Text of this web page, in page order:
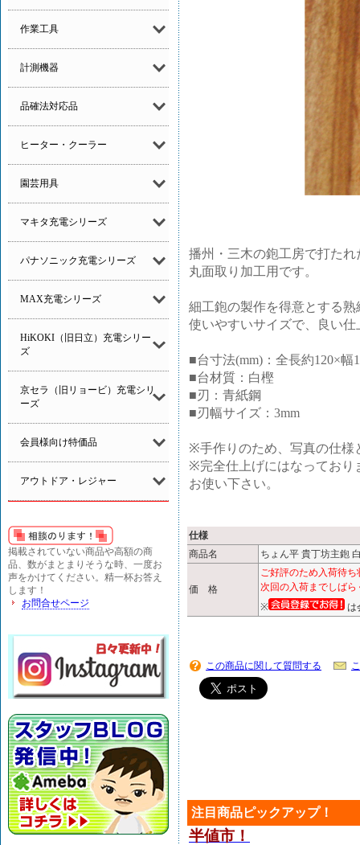
作業工具
計測機器
品確法対応品
ヒーター・クーラー
園芸用具
マキタ充電シリーズ
パナソニック充電シリーズ
MAX充電シリーズ
HiKOKI（旧日立）充電シリー
ズ
京セラ（旧リョービ）充電シリ
ーズ
会員様向け特価品
アウトドア・レジャー
掲載されていない商品や高額の商
品、数がまとまりそうな時、一度お
声をかけてください。精一杯お答え
します！
お問合せページ
播州・三木の鉋工房で打た
丸面取り加工用です。
細工鉋の製作を得意とする
使いやすいサイズで、良い
■台寸法(mm)：全長約120×幅
■台材質：白樫
■刃：青紙鋼
■刃幅サイズ：3mm
※手作りのため、写真の仕様
※完全仕上げにはなっており
お使い下さい。
仕様
商品名
ちょん平 貴丁坊主鉋
価 格
ご好評のため入荷待ち
次回の入荷までしば
※
は
この商品に関して質問する
注目商品ピックアップ！
半値市！